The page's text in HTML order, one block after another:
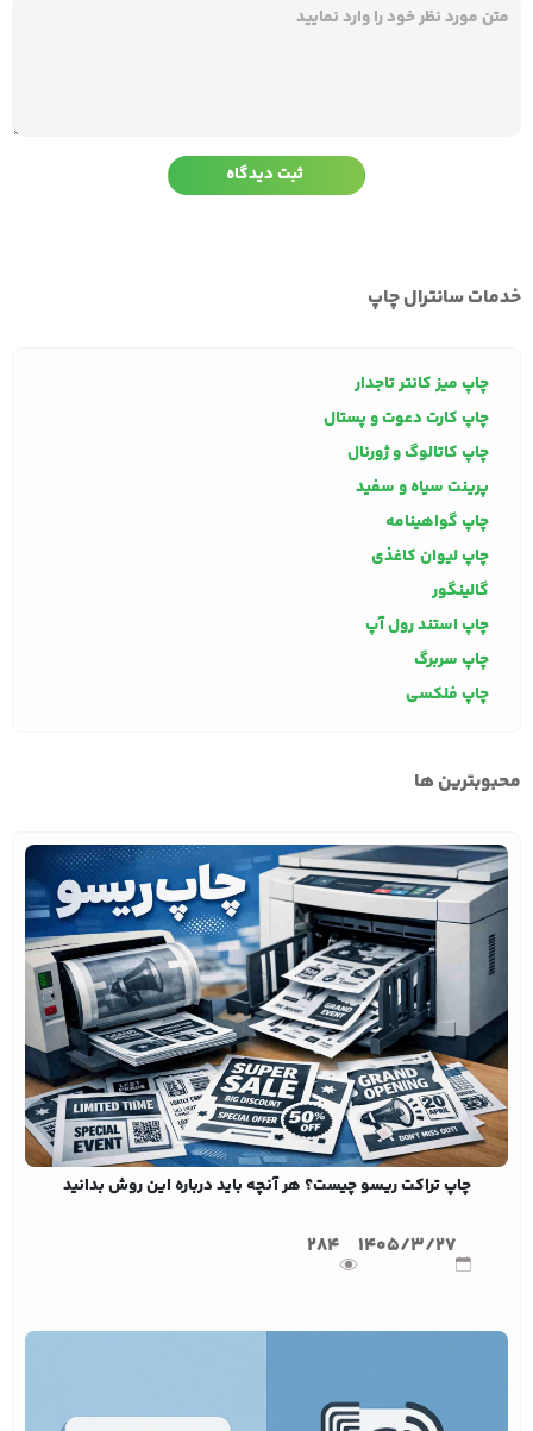
خدمات سانترال چاپ
چاپ میز کانتر تاجدار
چاپ کارت دعوت و پستال
چاپ کاتالوگ و ژورنال
پرینت سیاه و سفید
چاپ گواهینامه
چاپ لیوان کاغذی
گالینگور
چاپ استند رول آپ
چاپ سربرگ
چاپ فلکسی
محبوبترین ها
چاپ تراکت ریسو چیست؟ هر آنچه باید درباره این روش بدانید
1405/3/27
284